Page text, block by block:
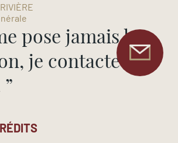
pose jamais la
je contacte